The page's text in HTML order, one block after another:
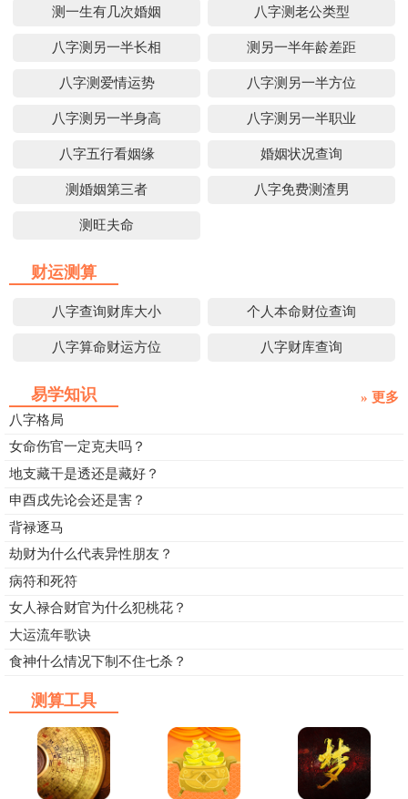
测一生有几次婚姻 八字测老公类型
八字测另一半长相 测另一半年龄差距
八字测爱情运势 八字测另一半方位
八字测另一半身高 八字测另一半职业
八字五行看姻缘 婚姻状况查询
测婚姻第三者 八字免费测渣男
测旺夫命
财运测算
八字查询财库大小 个人本命财位查询
八字算命财运方位 八字财库查询
易学知识
» 更多
八字格局
女命伤官一定克夫吗？
地支藏干是透还是藏好？
申酉戌先论会还是害？
背禄逐马
劫财为什么代表异性朋友？
病符和死符
女人禄合财官为什么犯桃花？
大运流年歌诀
食神什么情况下制不住七杀？
测算工具